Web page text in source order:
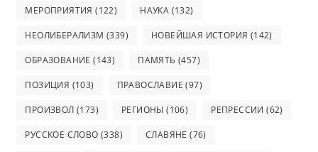
МЕРОПРИЯТИЯ (122) НАУКА (132)
НЕОЛИБЕРАЛИЗМ (339) НОВЕЙШАЯ ИСТОРИЯ (142)
ОБРАЗОВАНИЕ (143) ПАМЯТЬ (457)
ПОЗИЦИЯ (103) ПРАВОСЛАВИЕ (97)
ПРОИЗВОЛ (173) РЕГИОНЫ (106) РЕПРЕССИИ (62)
РУССКОЕ СЛОВО (338) СЛАВЯНЕ (76)